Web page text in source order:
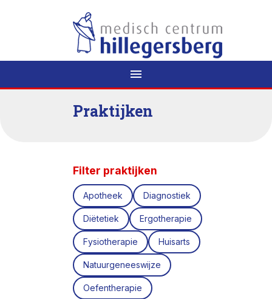
menu
Praktijken
Filter praktijken
Apotheek Diagnostiek
Diëtetiek Ergotherapie
Fysiotherapie Huisarts
Natuurgeneeswijze
Oefentherapie